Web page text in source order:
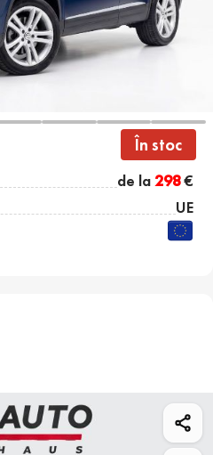
În stoc
de la298€
UE